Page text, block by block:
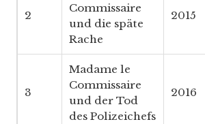
2
Commissaire
und die späte
Rache
2015
3
Madame le
Commissaire
und der Tod
des Polizeichefs
2016